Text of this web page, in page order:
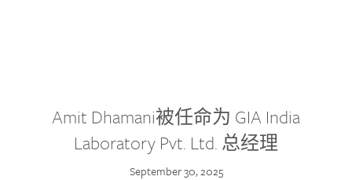
Amit Dhamani被任命为 GIA India
Laboratory Pvt. Ltd. 总经理
September 30, 2025